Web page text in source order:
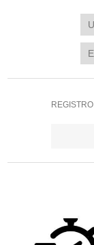
REGISTRO